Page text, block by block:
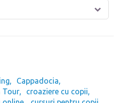
Cappadocia
Tour
croaziere cu copii